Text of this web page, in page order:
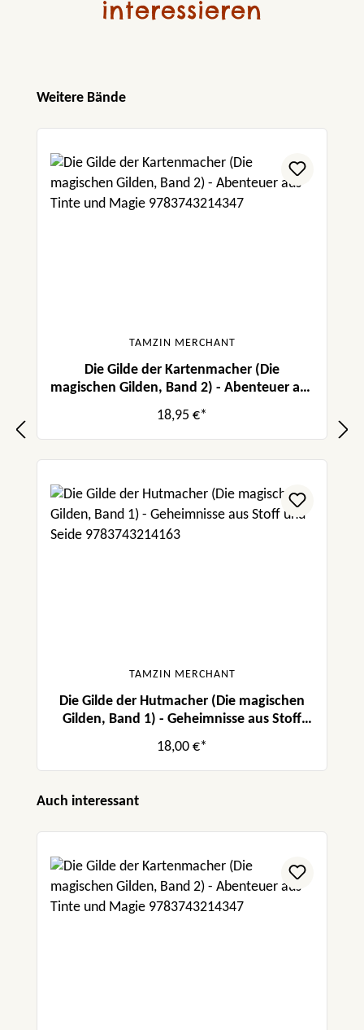
interessieren
Produktgalerie überspringen
Weitere Bände
TAMZIN MERCHANT
Die Gilde der Kartenmacher (Die
magischen Gilden, Band 2) - Abenteuer aus
Tinte und Magie
18,95 €*
TAMZIN MERCHANT
Die Gilde der Hutmacher (Die magischen
Gilden, Band 1) - Geheimnisse aus Stoff
und Seide
18,00 €*
Produktgalerie überspringen
Auch interessant